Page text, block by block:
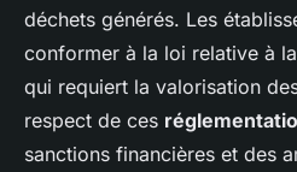
déchets générés. Les
conformer à la loi relative à
qui requiert la valorisation
respect de ces
sanctions financières et des